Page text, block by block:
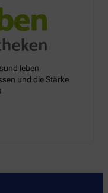
leben
und die Stärke